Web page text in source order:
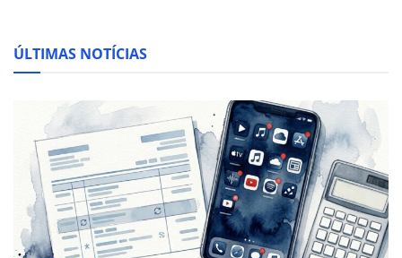
ÚLTIMAS NOTÍCIAS